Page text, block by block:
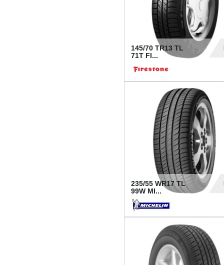
145/70 TR13 TL
71T FI...
235/55 WR17 TL
99W MI...